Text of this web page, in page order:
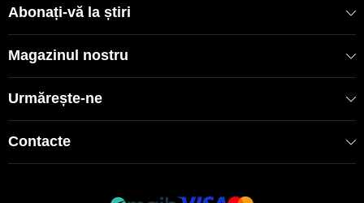
Abonați-vă la știri
Magazinul nostru
Urmărește-ne
Contacte